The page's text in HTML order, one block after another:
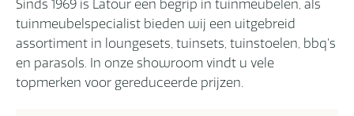
Sinds 1969 is Latour een begrip in tuinmeubelen, als
tuinmeubelspecialist bieden wij een uitgebreid
assortiment in loungesets, tuinsets, tuinstoelen, bbq’s
en parasols. In onze showroom vindt u vele
topmerken voor gereduceerde prijzen.